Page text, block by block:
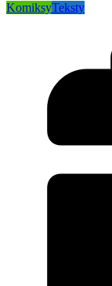
KomiksyTeksty